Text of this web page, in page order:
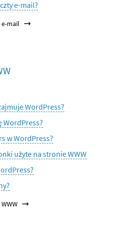
e-mail?
mail
WordPress?
WordPress?
w WordPress?
użyte na stronie WWW